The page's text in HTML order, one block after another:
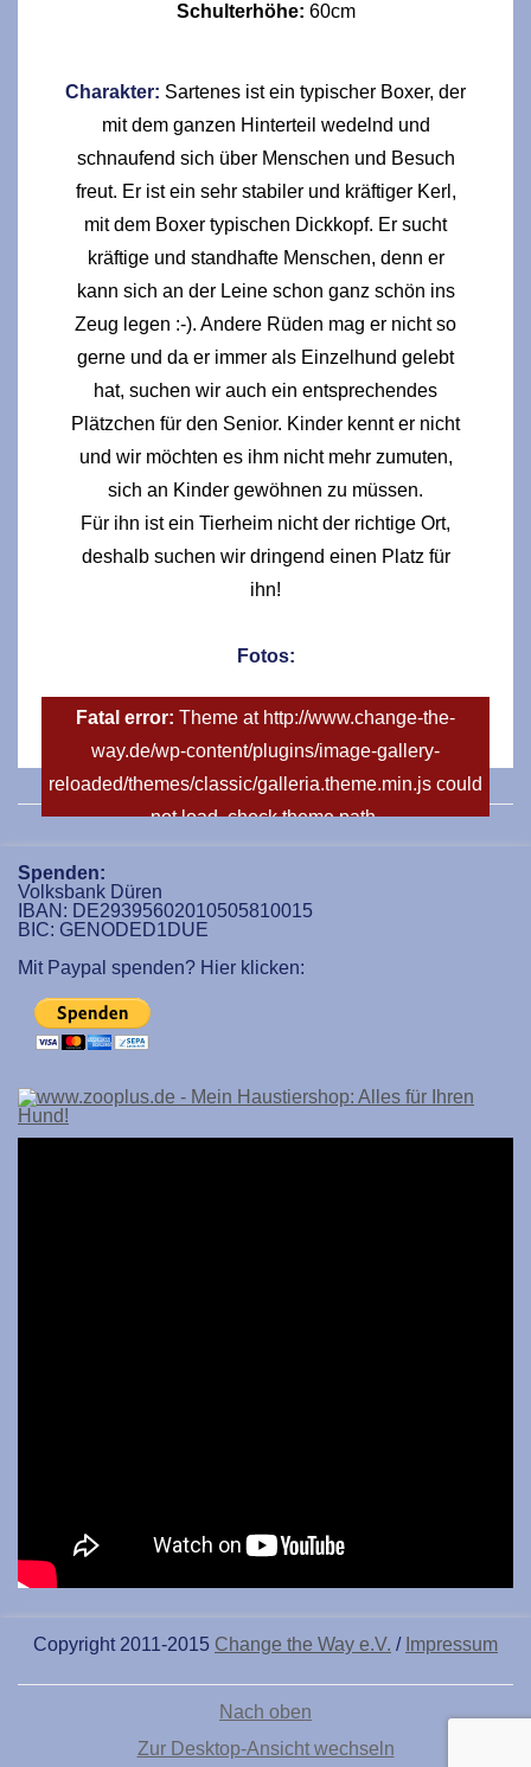
Schulterhöhe: 60cm
Charakter: Sartenes ist ein typischer Boxer, der
mit dem ganzen Hinterteil wedelnd und
schnaufend sich über Menschen und Besuch
freut. Er ist ein sehr stabiler und kräftiger Kerl,
mit dem Boxer typischen Dickkopf. Er sucht
kräftige und standhafte Menschen, denn er
kann sich an der Leine schon ganz schön ins
Zeug legen :-). Andere Rüden mag er nicht so
gerne und da er immer als Einzelhund gelebt
hat, suchen wir auch ein entsprechendes
Plätzchen für den Senior. Kinder kennt er nicht
und wir möchten es ihm nicht mehr zumuten,
sich an Kinder gewöhnen zu müssen.
Für ihn ist ein Tierheim nicht der richtige Ort,
deshalb suchen wir dringend einen Platz für
ihn!
Fotos:
Fatal error: Theme at http://www.change-the-
way.de/wp-content/plugins/image-gallery-
reloaded/themes/classic/galleria.theme.min.js could
not load, check theme path.
Spenden:
Volksbank Düren
IBAN: DE29395602010505810015
BIC: GENODED1DUE
Mit Paypal spenden? Hier klicken:
Copyright 2011-2015 Change the Way e.V. / Impressum
Nach oben
Zur Desktop-Ansicht wechseln